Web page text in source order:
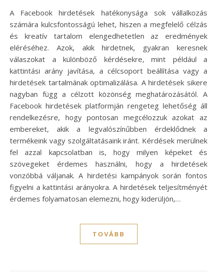
A Facebook hirdetések hatékonysága sok vállalkozás
számára kulcsfontosságú lehet, hiszen a megfelelő célzás
és kreatív tartalom elengedhetetlen az eredmények
eléréséhez. Azok, akik hirdetnek, gyakran keresnek
válaszokat a különböző kérdésekre, mint például a
kattintási arány javítása, a célcsoport beállítása vagy a
hirdetések tartalmának optimalizálása. A hirdetések sikere
nagyban függ a célzott közönség meghatározásától. A
Facebook hirdetések platformján rengeteg lehetőség áll
rendelkezésre, hogy pontosan megcélozzuk azokat az
embereket, akik a legvalószínűbben érdeklődnek a
termékeink vagy szolgáltatásaink iránt. Kérdések merülnek
fel azzal kapcsolatban is, hogy milyen képeket és
szövegeket érdemes használni, hogy a hirdetések
vonzóbbá váljanak. A hirdetési kampányok során fontos
figyelni a kattintási arányokra. A hirdetések teljesítményét
érdemes folyamatosan elemezni, hogy kiderüljön,…
TOVÁBB